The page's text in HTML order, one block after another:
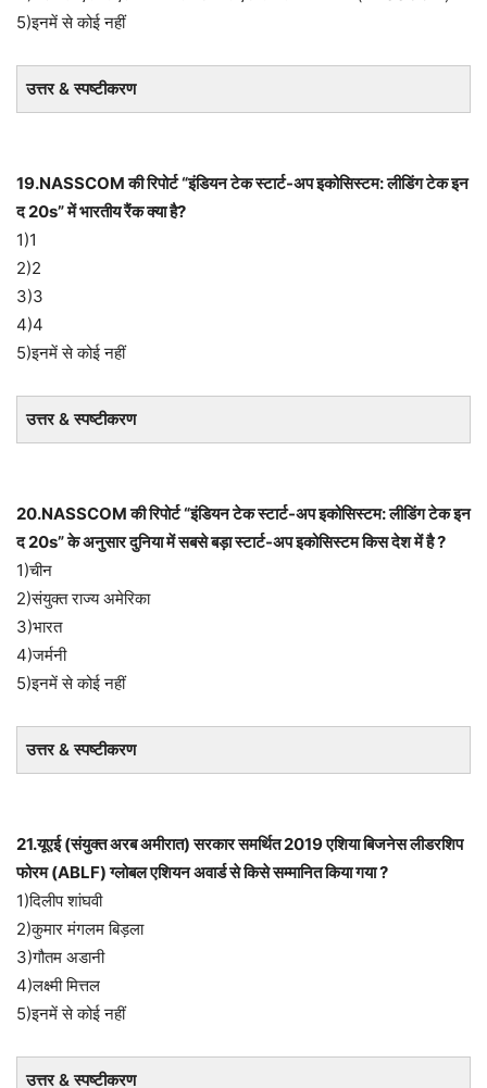
5)इनमें से कोई नहीं
उत्तर & स्पष्टीकरण
19.NASSCOM की रिपोर्ट “इंडियन टेक स्टार्ट-अप इकोसिस्टम: लीडिंग टेक इन
द 20s” में भारतीय रैंक क्या है?
1)1
2)2
3)3
4)4
5)इनमें से कोई नहीं
उत्तर & स्पष्टीकरण
20.NASSCOM की रिपोर्ट “इंडियन टेक स्टार्ट-अप इकोसिस्टम: लीडिंग टेक इन
द 20s” के अनुसार दुनिया में सबसे बड़ा स्टार्ट-अप इकोसिस्टम किस देश में है ?
1)चीन
2)संयुक्त राज्य अमेरिका
3)भारत
4)जर्मनी
5)इनमें से कोई नहीं
उत्तर & स्पष्टीकरण
21.यूएई (संयुक्त अरब अमीरात) सरकार समर्थित 2019 एशिया बिजनेस लीडरशिप
फोरम (ABLF) ग्लोबल एशियन अवार्ड से किसे सम्मानित किया गया ?
1)दिलीप शांघवी
2)कुमार मंगलम बिड़ला
3)गौतम अडानी
4)लक्ष्मी मित्तल
5)इनमें से कोई नहीं
उत्तर & स्पष्टीकरण